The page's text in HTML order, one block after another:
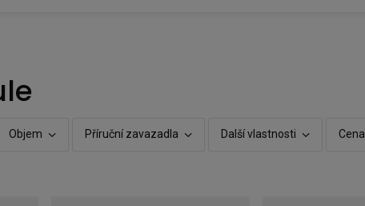
Objem Příruční zavazadla Další vlastnosti Cena